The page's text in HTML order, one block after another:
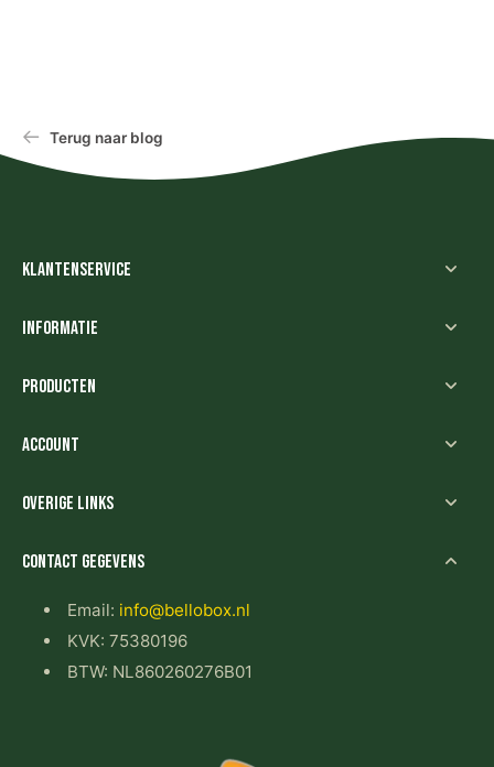
Terug naar blog
Klantenservice
Informatie
Producten
Account
Overige links
Contact gegevens
Email: info@bellobox.nl
KVK: 75380196
BTW: NL860260276B01